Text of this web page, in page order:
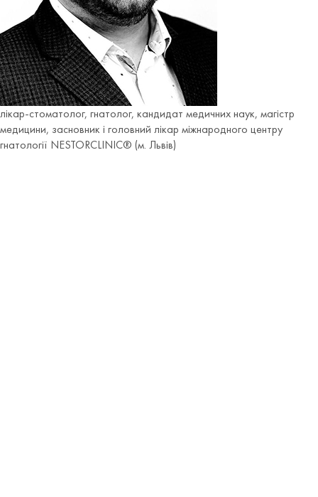
лікар-стоматолог, гнатолог, кандидат медичних наук, магістр
медицини, засновник і головний лікар міжнародного центру
гнатології NESTORCLINIC® (м. Львів)